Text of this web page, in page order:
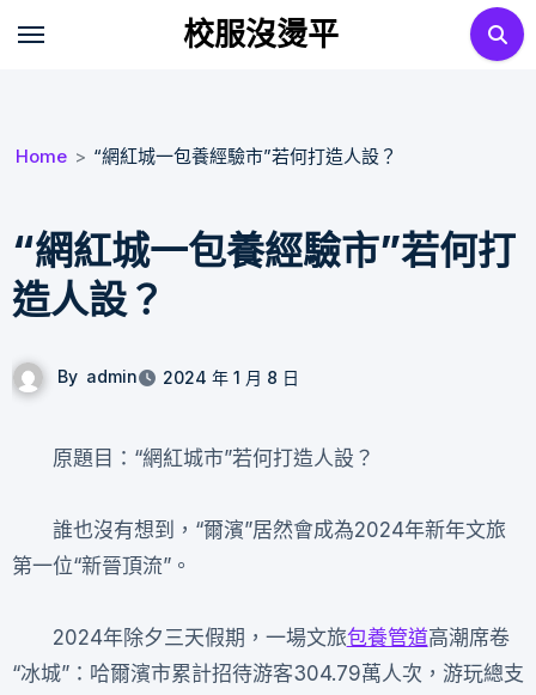
校服沒燙平
Home “網紅城一包養經驗市”若何打造人設？
“網紅城一包養經驗市”若何打
造人設？
By admin 2024 年 1 月 8 日
原題目：“網紅城市”若何打造人設？
誰也沒有想到，“爾濱”居然會成為2024年新年文旅
第一位“新晉頂流”。
2024年除夕三天假期，一場文旅包養管道高潮席卷
“冰城”：哈爾濱市累計招待游客304.79萬人次，游玩總支